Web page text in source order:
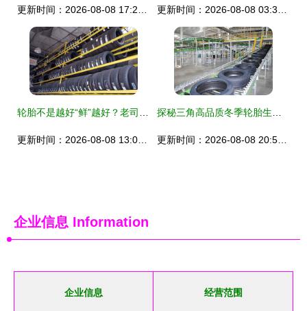
企业信息 Information
企业信息 经营范围